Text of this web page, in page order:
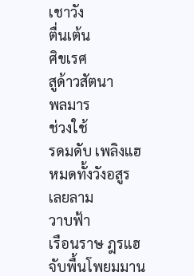
เชาวัง
ตื่นเต้น
ศิขเรศ
สูด้าวสัตนา
พลมาร
ช่วงใช้
รดมดับ เพลิงแฮ
หมดทั้งวังอสูร
เลยลาม
วาบฟ้า
เรือนราษ ฎรแฮ
จับพื้นโพยมมาน